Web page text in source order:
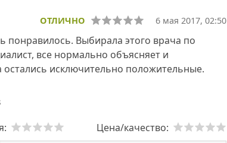
ОТЛИЧНО 6 мая 2017, 02:50
Выбирала этого врача по
все нормально объясняет и
остались исключительно положительные.
Цена/качество: